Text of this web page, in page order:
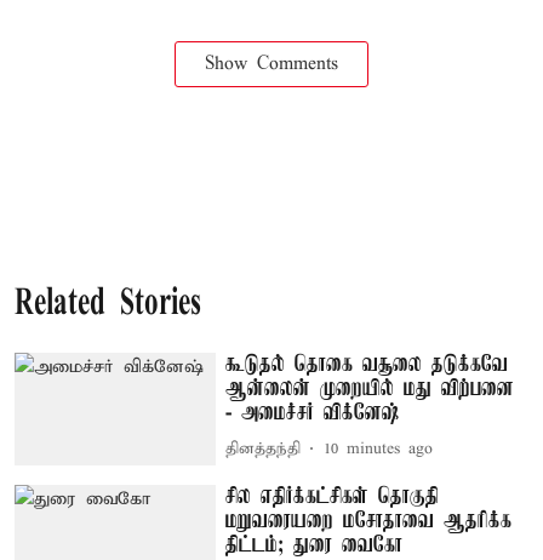
Show Comments
Related Stories
கூடுதல் தொகை வசூலை தடுக்கவே
ஆன்லைன் முறையில் மது விற்பனை
- அமைச்சர் விக்னேஷ்
தினத்தந்தி 10 minutes ago
சில எதிர்க்கட்சிகள் தொகுதி
மறுவரையறை மசோதாவை ஆதரிக்க
திட்டம்; துரை வைகோ